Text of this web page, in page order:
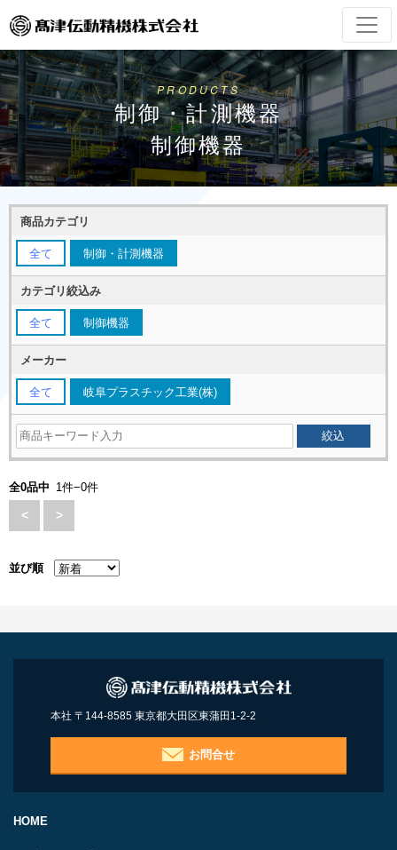
PRODUCTS
制御・計測機器
制御機器
商品カテゴリ
全て 制御・計測機器
カテゴリ絞込み
全て 制御機器
メーカー
全て 岐阜プラスチック工業(株)
全0品中 1件−0件
< >
並び順
本社 〒144-8585 東京都大田区東蒲田1-2-2
お問合せ
HOME